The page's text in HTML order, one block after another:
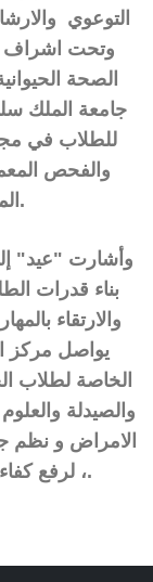
التوعوي
وتحت اشراف
جامعة الملك
للطلاب في
والفحص
المعملي للامراض الفيروسية.
وأشارت "عيد"
بناء قدرات
والارتقاء
يواصل مركز
الخاصة لطلاب
والصيدلة
الامراض و نظم
، لرفع كفاءة الخريجين وتأهيلهم لسوق العمل.